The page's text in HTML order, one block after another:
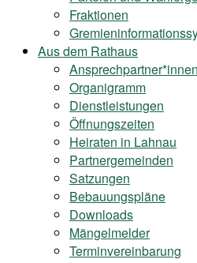
Fraktionen
Aus dem Rathaus
Ansprechpartner*innen
Organigramm
Dienstleistungen
Öffnungszeiten
Heiraten in Lahnau
Partnergemeinden
Satzungen
Bebauungspläne
Downloads
Mängelmelder
Terminvereinbarung